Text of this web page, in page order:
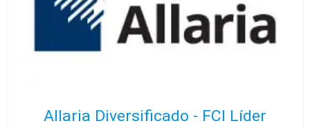
Allaria Diversificado - FCI Líder